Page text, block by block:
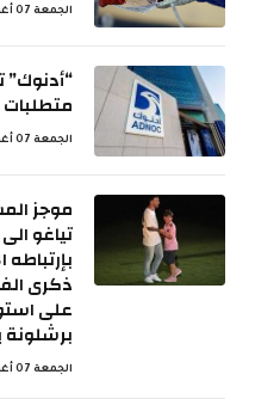
الجمعة 07 أغسطس 11:41 م
“أدنوك”
متطلبات
الجمعة 07 أغسطس 11:28 م
موجز
تياغو
بإرتباطه
ذكرى
على
الجمعة 07 أغسطس 11:11 م